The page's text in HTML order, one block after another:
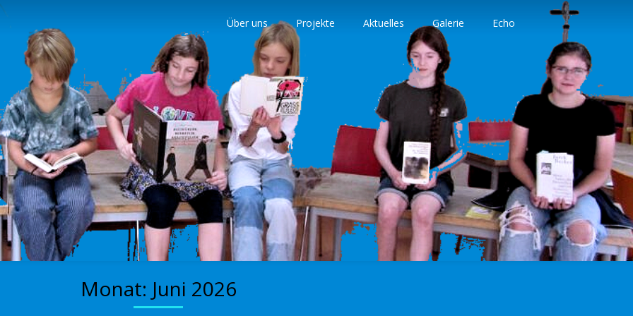
Über uns Projekte Aktuelles Galerie Echo
Monat: Juni 2026